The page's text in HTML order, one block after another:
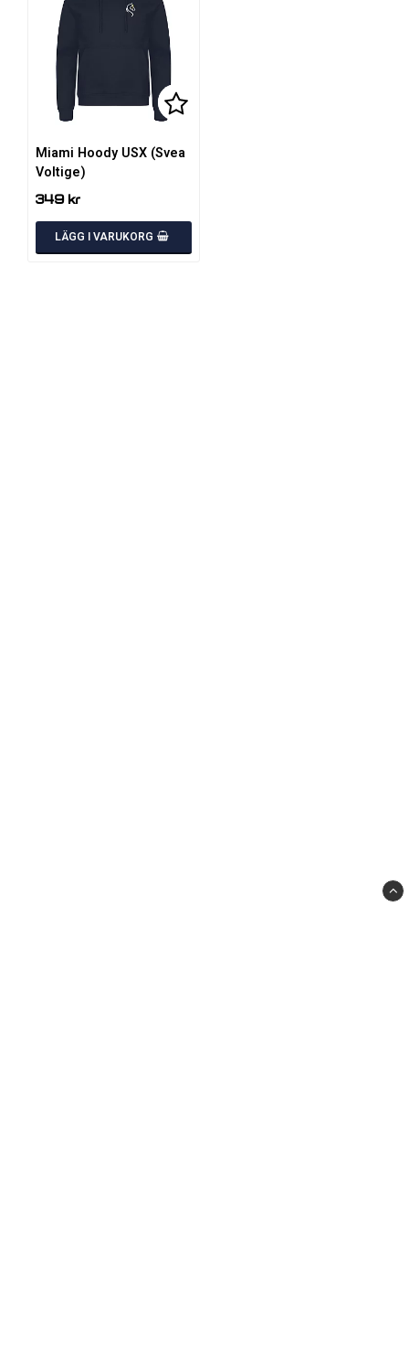
Lägg till i favoritlistan
Lägg till i favoritlistan
Miami Hoody USX (Svea
Voltige)
349 kr
LÄGG I VARUKORG